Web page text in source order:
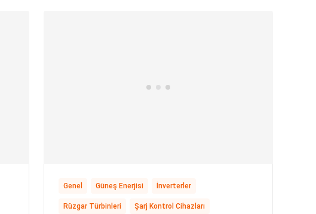
Genel Güneş Enerjisi İnverterler
Rüzgar Türbinleri Şarj Kontrol Cihazları